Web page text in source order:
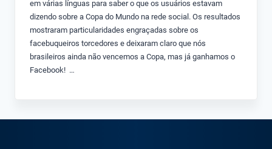
em várias línguas para saber o que os usuários estavam
dizendo sobre a Copa do Mundo na rede social. Os resultados
mostraram particularidades engraçadas sobre os
facebuqueiros torcedores e deixaram claro que nós
brasileiros ainda não vencemos a Copa, mas já ganhamos o
Facebook! …